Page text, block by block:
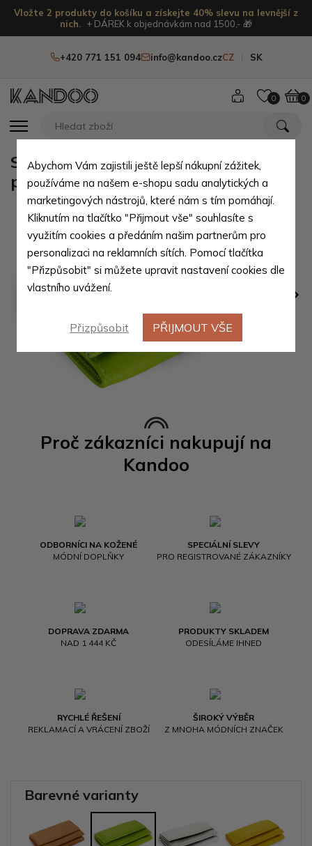
Vložte 2 produkty do košíku a získejte 40% slevu na levnější z
nich.
+ DÁREK k objednávkám nad 1500,- 🎁
+420 771 151 094 info@kandoo.czCZ SK
0 0
Proč zákazníci nakupují na
Kandoo
ODBORNÍCI NA KOŽENÉ
MÓDNÍ DOPLŇKY
SPECIÁLNÍ SLEVY
PRO REGISTROVANÉ ZÁKAZNÍKY
DOPRAVA ZDARMA
NAD 1 444 KČ
PRODUKTY SKLADEM
ODESÍLÁME IHNED
RYCHLÉ ŘEŠENÍ
REKLAMACÍ A VRÁCENÍ ZBOŽÍ
ŠIROKÝ VÝBĚR
Z MNOHA MÓDNÍCH ZNAČEK
Světle zelená kožená mini
peněženka Athena
Barevné varianty
Abychom Vám zajistili ještě lepší nákupní zážitek,
používáme na našem e-shopu sadu analytických a
marketingových nástrojů, které nám s tím pomáhají.
Kliknutím na tlačítko "Přijmout vše" souhlasíte s
využitím cookies a předáním našim partnerům pro
personalizaci na reklamních sítích. Pomocí tlačítka
"Přizpůsobit" si můžete upravit nastavení cookies dle
vlastního uvážení.
Přizpůsobit PŘIJMOUT VŠE